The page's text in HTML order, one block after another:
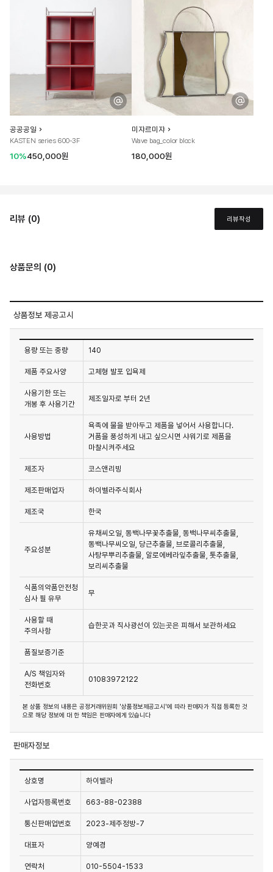
공공공일
KASTEN series 600-3F
10%450,000원
미쟈르미쟈
Wave bag_color block
180,000원
리뷰 (0) 리뷰작성
상품문의 (0)
상품정보 제공고시
용량 또는 중량 140
제품 주요사양 고체형 발포 입욕제
사용기한 또는
개봉 후 사용기간
제조일자로 부터 2년
사용방법
욕족에 물을 받아두고 제품을 넣어서 사용합니다.
거품을 풍성하게 내고 싶으시면 샤워기로 제품을
마찰시켜주세요
제조자 코스앤리빙
제조판매업자 하이벨라주식회사
제조국 한국
주요성분
유채씨오일, 동백나무꽃추출물, 동백나무씨추출물,
동백나무씨오일, 당근추출물, 브로콜리추출물,
사탕무뿌리추출물, 알로에베라잎추출물, 톳추출물,
보리씨추출물
식품의약품안전청
심사 필 유무
무
사용할 때
주의사항
습한곳과 직사광선이 있는곳은 피해서 보관하세요
품질보증기준
A/S 책임자와
전화번호
01083972122
본 상품 정보의 내용은 공정거래위원회 '상품정보제공고시'에 따라 판매자가 직접 등록한 것
으로 해당 정보에 대 한 책임은 판매자에게 있습니다
판매자정보
상호명 하이벨라
사업자등록번호 663-88-02388
통신판매업번호 2023-제주정방-7
대표자 양예경
연락처 010-5504-1533